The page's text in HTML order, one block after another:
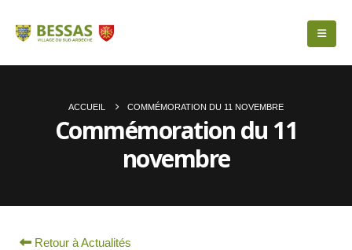
ACCUEIL COMMÉMORATION DU 11 NOVEMBRE
Commémoration du 11
novembre
Retour à Actualités